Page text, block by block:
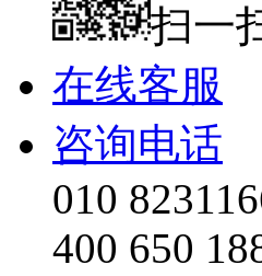
扫一
在线客服
咨询电话
010
400 650